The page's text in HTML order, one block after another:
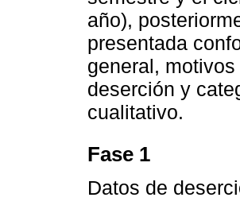
año),
presentada
general,
deserción y
cualitativo.
Fase 1
Datos de